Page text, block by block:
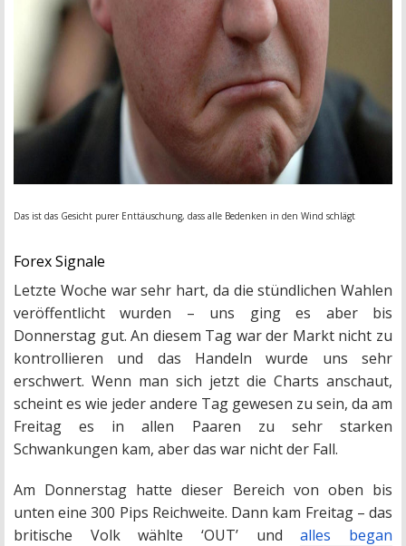
Das ist das Gesicht purer Enttäuschung, dass alle Bedenken in den Wind schlägt
Forex Signale
Letzte Woche war sehr hart, da die stündlichen Wahlen
veröffentlicht wurden – uns ging es aber bis
Donnerstag gut. An diesem Tag war der Markt nicht zu
kontrollieren und das Handeln wurde uns sehr
erschwert. Wenn man sich jetzt die Charts anschaut,
scheint es wie jeder andere Tag gewesen zu sein, da am
Freitag es in allen Paaren zu sehr starken
Schwankungen kam, aber das war nicht der Fall.
Am Donnerstag hatte dieser Bereich von oben bis
unten eine 300 Pips Reichweite. Dann kam Freitag – das
britische Volk wählte ‘OUT’ undalles began